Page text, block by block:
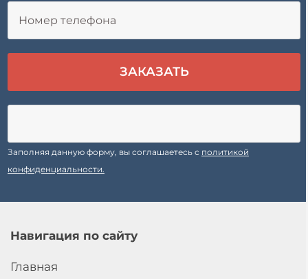
Заполняя данную форму, вы соглашаетесь с политикой
конфиденциальности.
Навигация по сайту
Главная